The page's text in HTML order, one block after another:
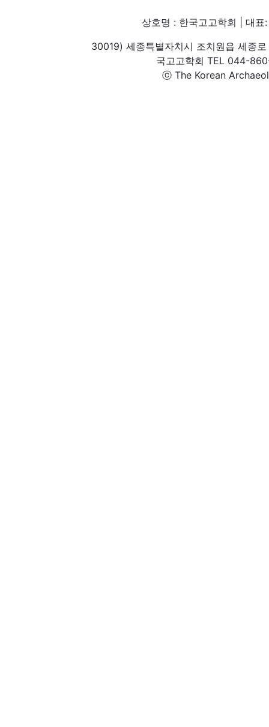
상호명 : 한국고고학회 | 대
30019) 세종특별자치시 조치원읍 세종
국고고학회 TEL 044-
ⓒ The Korean